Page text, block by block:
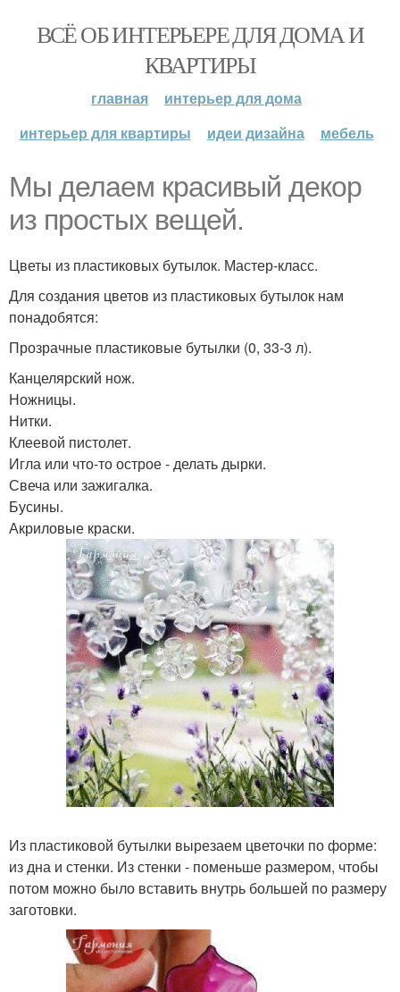
ВСЁ ОБ ИНТЕРЬЕРЕ ДЛЯ ДОМА И
КВАРТИРЫ
главная
интерьер для дома
интерьер для квартиры
идеи дизайна мебель
Мы делаем красивый декор
из простых вещей.
Цветы из пластиковых бутылок. Мастер-класс.
Для создания цветов из пластиковых бутылок нам
понадобятся:
Прозрачные пластиковые бутылки (0, 33-3 л).
Канцелярский нож.
Ножницы.
Нитки.
Клеевой пистолет.
Игла или что-то острое - делать дырки.
Свеча или зажигалка.
Бусины.
Акриловые краски.
Из пластиковой бутылки вырезаем цветочки по форме:
из дна и стенки. Из стенки - поменьше размером, чтобы
потом можно было вставить внутрь большей по размеру
заготовки.